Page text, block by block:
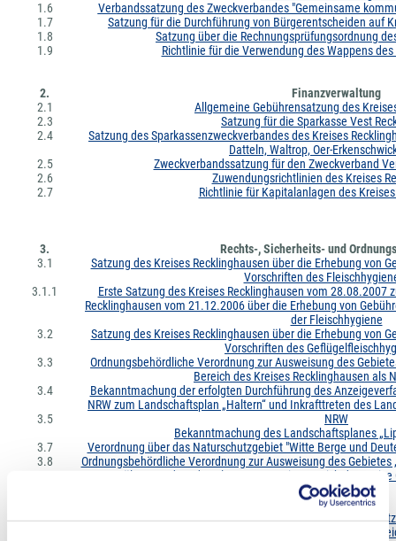
1.6
Verbandssatzung des Zweckverbandes "Gemeinsame
1.7
1.8
Satzung für die Durchführung von Bürgerentscheiden auf
Satzung über die Rechnungsprüfungsordnung
1.9
Richtlinie für die Verwendung des Wappens
2.
Finanzverwaltung
2.1
Allgemeine Gebührensatzung des
2.3
Satzung für die Sparkasse Vest
2.4
Satzung des Sparkassenzweckverbandes des Kreises
Datteln, Waltrop, Oer-
2.5
Zweckverbandssatzung für den Zweckverband
2.6
2.7
Zuwendungsrichtlinien des Kreises
Richtlinie für Kapitalanlagen des
3.
Rechts-, Sicherheits- und
3.1
Satzung des Kreises Recklinghausen über die Erhebung von
Vorschriften des
3.1.1
Erste Satzung des Kreises Recklinghausen vom 28.08.2007
Recklinghausen vom 21.12.2006 über die Erhebung von
der Fleischhygiene
3.2
Satzung des Kreises Recklinghausen über die Erhebung von
Vorschriften des
3.3
Ordnungsbehördliche Verordnung zur Ausweisung des
Bereich des Kreises Recklinghausen als
3.4
3.5
Bekanntmachung der erfolgten Durchführung des
NRW zum Landschaftsplan „Haltern“ und Inkrafttreten des
NRW
Bekanntmachung des Landschaftsplanes
3.7
3.8
Verordnung über das Naturschutzgebiet "Witte Berge und
Ordnungsbehördliche Verordnung zur Ausweisung des
Dülmen und Stadt Haltern am See, im Bereich der
Naturschutzgebiet
zur Zeit nicht belegt
3.10
Ordnungsbehördliche Verordnung vom 19.03.2024 zum
Zusammenhang bebauten Ortsteile und des